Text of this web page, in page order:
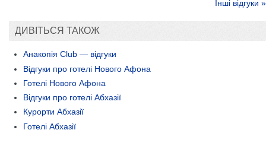
Інші відгуки »
ДИВІТЬСЯ ТАКОЖ
Анакопія Club — відгуки
Відгуки про готелі Нового Афона
Готелі Нового Афона
Відгуки про готелі Абхазії
Курорти Абхазії
Готелі Абхазії